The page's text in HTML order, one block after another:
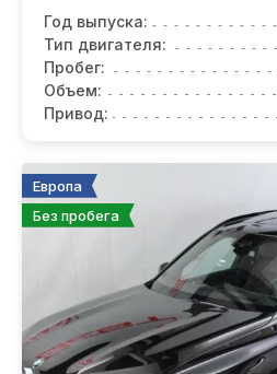
Год выпуска:
Тип двигателя:
Пробег:
Объем:
Привод:
Европа
Без пробега